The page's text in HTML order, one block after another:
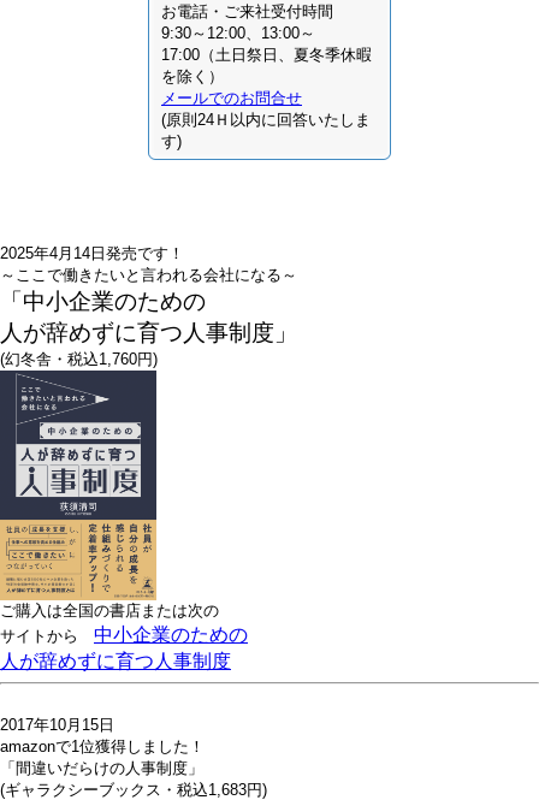
お電話・ご来社受付時間
9:30～12:00、13:00～
17:00（土日祭日、夏冬季休暇
を除く）
メールでのお問合せ
(原則24Ｈ以内に回答いたしま
す)
2025年4月14日発売です！
～ここで働きたいと言われる会社になる～
「中小企業のための
人が辞めずに育つ人事制度」
(幻冬舎・税込1,760円)
ご購入は全国の書店または次の
サイトから 中小企業のための
人が辞めずに育つ人事制度
2017年10月15日
amazonで1位獲得しました！
「間違いだらけの人事制度」
(ギャラクシーブックス・税込1,683円)